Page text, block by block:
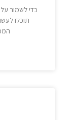
כדי לשמור
תוכלו